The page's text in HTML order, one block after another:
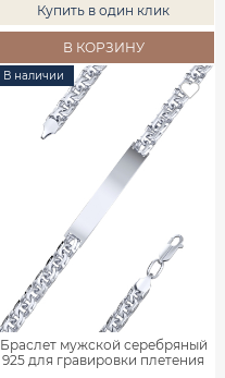
Купить в один клик
В КОРЗИНУ
В наличии
Браслет мужской серебряный
925 для гравировки плетения